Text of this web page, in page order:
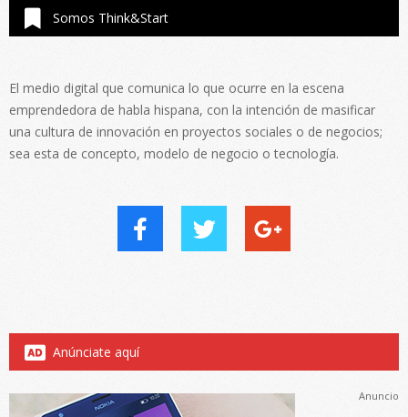
Somos Think&Start
El medio digital que comunica lo que ocurre en la escena
emprendedora de habla hispana, con la intención de masificar
una cultura de innovación en proyectos sociales o de negocios;
sea esta de concepto, modelo de negocio o tecnología.
Anúnciate aquí
Anuncio